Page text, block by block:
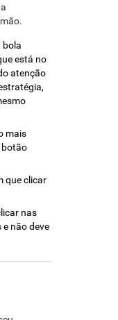
bola
está no
atenção
mais
botão
que clicar
nas
não deve